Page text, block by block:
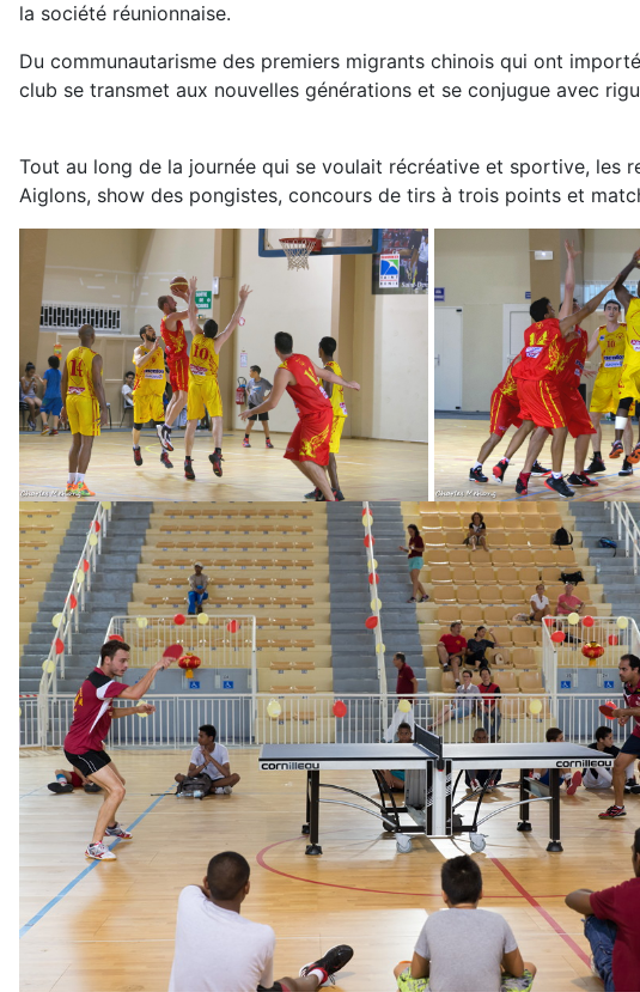
la société réunionnaise.
Du communautarisme des premiers migrants chinois qui ont
club se transmet aux nouvelles générations et se conjugue avec
Tout au long de la journée qui se voulait récréative et sportive, les
Aiglons, show des pongistes, concours de tirs à trois points et